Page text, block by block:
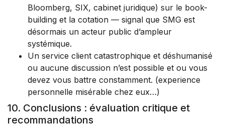
Bloomberg, SIX, cabinet juridique) sur le book-
building et la cotation — signal que SMG est
désormais un acteur public d’ampleur
systémique.
Un service client catastrophique et déshumanisé
ou aucune discussion n’est possible et ou vous
devez vous battre constamment. (experience
personnelle misérable chez eux…)
10. Conclusions : évaluation critique et
recommandations